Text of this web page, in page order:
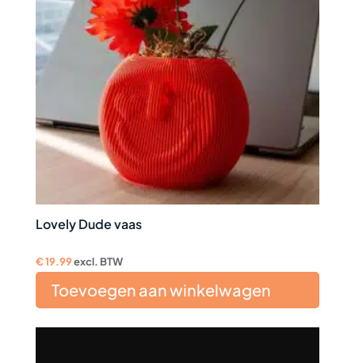
Lovely Dude vaas
€19.99excl. BTW
Toevoegen aan winkelwagen